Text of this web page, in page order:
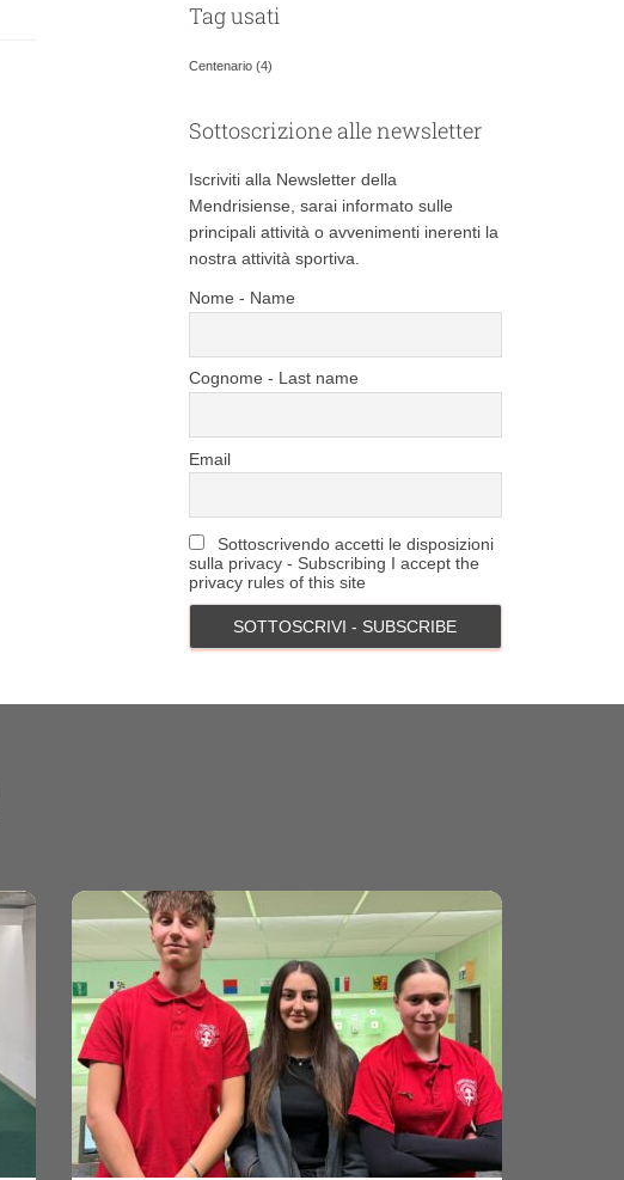
Tag usati
Centenario(4)
Sottoscrizione alle newsletter
Iscriviti alla Newsletter della
Mendrisiense, sarai informato sulle
principali attività o avvenimenti inerenti la
nostra attività sportiva.
Nome - Name
Cognome - Last name
Email
Sottoscrivendo accetti le disposizioni
sulla privacy - Subscribing I accept the
privacy rules of this site